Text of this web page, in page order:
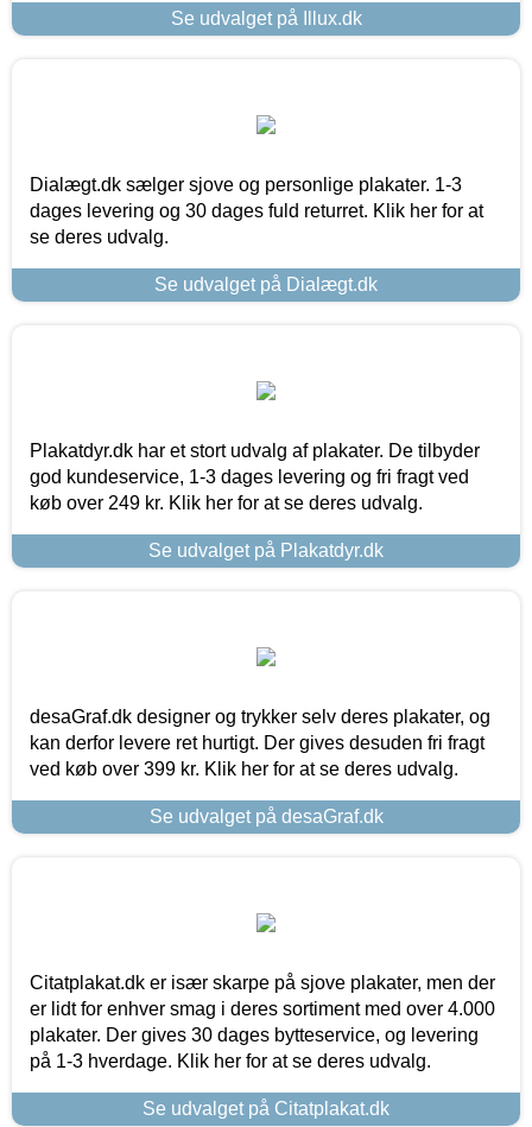
Se udvalget på Illux.dk
Dialægt.dk sælger sjove og personlige plakater. 1-3
dages levering og 30 dages fuld returret. Klik her for at
se deres udvalg.
Se udvalget på Dialægt.dk
Plakatdyr.dk har et stort udvalg af plakater. De tilbyder
god kundeservice, 1-3 dages levering og fri fragt ved
køb over 249 kr. Klik her for at se deres udvalg.
Se udvalget på Plakatdyr.dk
desaGraf.dk designer og trykker selv deres plakater, og
kan derfor levere ret hurtigt. Der gives desuden fri fragt
ved køb over 399 kr. Klik her for at se deres udvalg.
Se udvalget på desaGraf.dk
Citatplakat.dk er især skarpe på sjove plakater, men der
er lidt for enhver smag i deres sortiment med over 4.000
plakater. Der gives 30 dages bytteservice, og levering
på 1-3 hverdage. Klik her for at se deres udvalg.
Se udvalget på Citatplakat.dk